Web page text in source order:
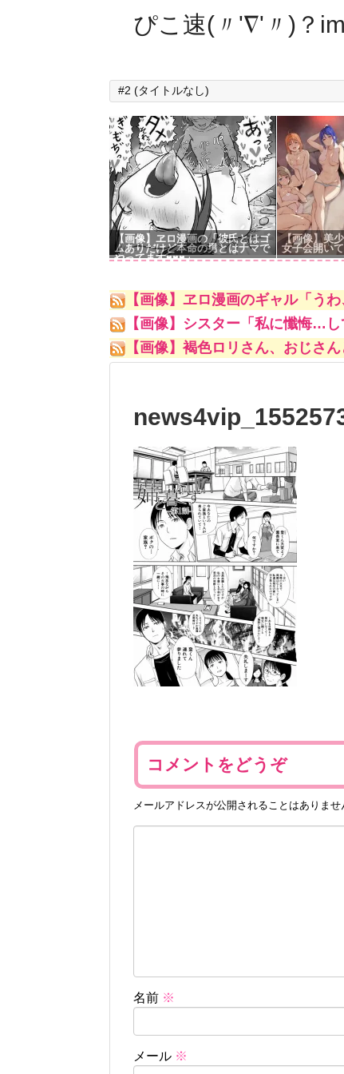
ぴこ速(〃'∇'〃)？
#2 (タイトルなし)
【画像】ヱロ漫画の「彼氏とはゴ
ムありだけど本命の男とはナマで
やってます♥♥♥」
【画像】美
女子会開い
【画像】ヱロ漫画のギャル「う
【画像】シスター「私に懺悔…し
【画像】褐色ロリさん、おじさ
コメントをどうぞ
メールアドレスが公開されることはありませ
名前 ※
メール ※